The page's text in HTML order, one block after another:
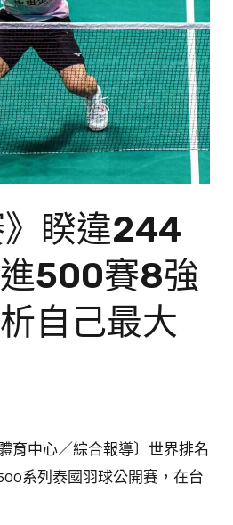
睽違244
500賽8強
自己最大
育中心／綜合報導〕世界排名
系列泰國羽球公開賽，在台